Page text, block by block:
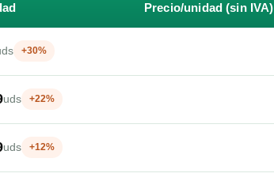
Precio/unidad (sin IVA)
+30%
uds +22%
uds +12%